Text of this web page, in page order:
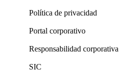
Política de privacidad
Portal corporativo
Responsabilidad corporativa
SIC